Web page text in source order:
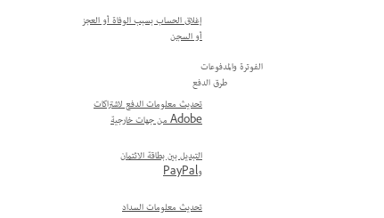
إغلاق الحساب بسبب الوفاة أو العجز
أو السجن
الفوترة والمدفوعات
طرق الدفع
تحديث معلومات الدفع لاشتراكات
Adobe من جهات خارجية
التبديل بين بطاقة الائتمان
وPayPal
تحديث معلومات السداد